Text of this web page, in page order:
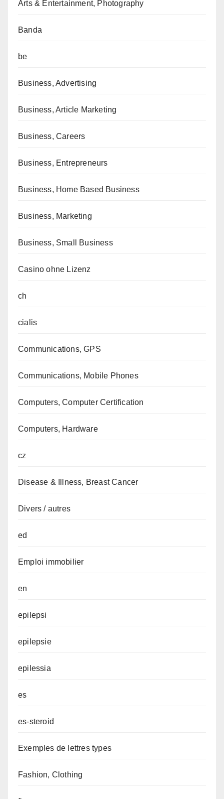
Arts & Entertainment, Photography
Banda
be
Business, Advertising
Business, Article Marketing
Business, Careers
Business, Entrepreneurs
Business, Home Based Business
Business, Marketing
Business, Small Business
Casino ohne Lizenz
ch
cialis
Communications, GPS
Communications, Mobile Phones
Computers, Computer Certification
Computers, Hardware
cz
Disease & Illness, Breast Cancer
Divers / autres
ed
Emploi immobilier
en
epilepsi
epilepsie
epilessia
es
es-steroid
Exemples de lettres types
Fashion, Clothing